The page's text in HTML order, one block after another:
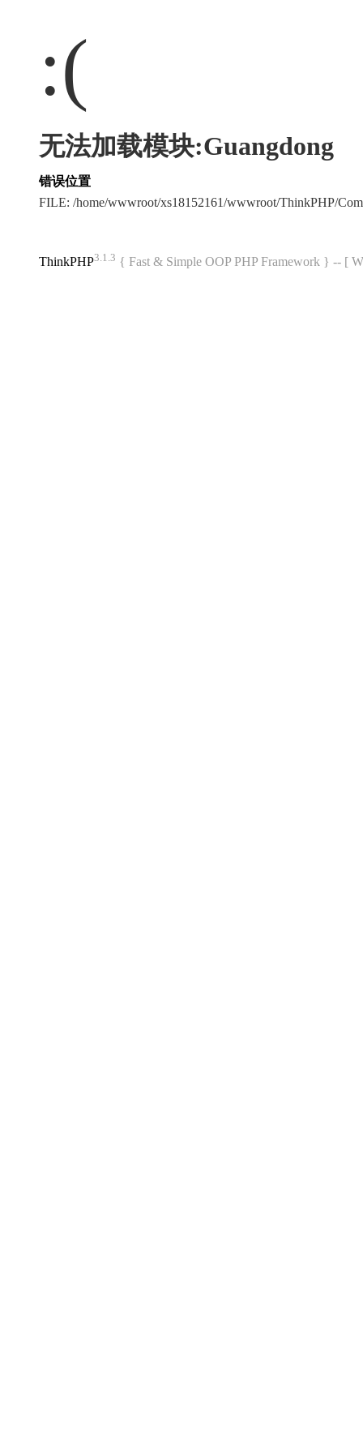
:(
无法加载模块:Guangdong
错误位置
FILE: /home/wwwroot/xs18152161/wwwroot/ThinkPHP/
ThinkPHP3.1.3 { Fast & Simple OOP PHP Framework } -- [